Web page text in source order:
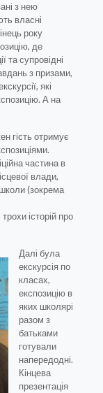
з нею
власні
року
де
та супровідні
з призами,
які
А на
гість отримує
частина в
влади,
школи (зокрема
історій про
Далі була
екскурсія по
класах,
експозицію в
яких школярі
разом з
батьками
готували
напередодні.
Кінцева
презентація